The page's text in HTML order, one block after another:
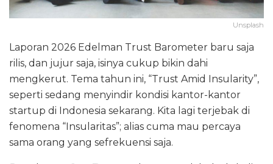
Unsplash
Laporan 2026 Edelman Trust Barometer baru saja
rilis, dan jujur saja, isinya cukup bikin dahi
mengkerut. Tema tahun ini, “Trust Amid Insularity”,
seperti sedang menyindir kondisi kantor-kantor
startup di Indonesia sekarang. Kita lagi terjebak di
fenomena “Insularitas”; alias cuma mau percaya
sama orang yang sefrekuensi saja.